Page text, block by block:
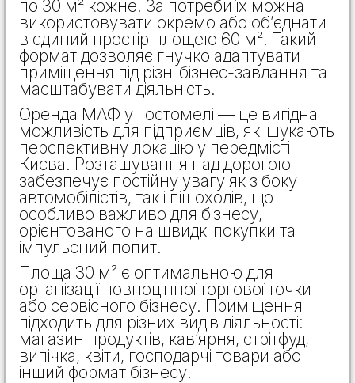
по 30 м² кожне. За потреби їх можна
використовувати окремо або об’єднати
в єдиний простір площею 60 м². Такий
формат дозволяє гнучко адаптувати
приміщення під різні бізнес-завдання та
масштабувати діяльність.
Оренда МАФ у Гостомелі — це вигідна
можливість для підприємців, які шукають
перспективну локацію у передмісті
Києва. Розташування над дорогою
забезпечує постійну увагу як з боку
автомобілістів, так і пішоходів, що
особливо важливо для бізнесу,
орієнтованого на швидкі покупки та
імпульсний попит.
Площа 30 м² є оптимальною для
організації повноцінної торгової точки
або сервісного бізнесу. Приміщення
підходить для різних видів діяльності:
магазин продуктів, кав’ярня, стрітфуд,
випічка, квіти, господарчі товари або
інший формат бізнесу.